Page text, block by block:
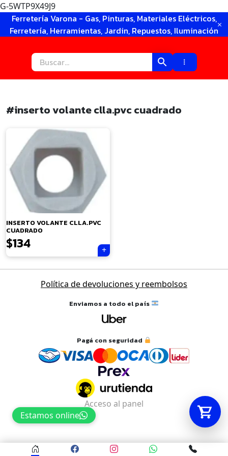
G-5WTP9X49J9
Ferretería Varona - Gas, Pinturas, Materiales Eléctricos,
Ferretería, Herramientas, Jardin, Repuestos, Iluminación
#inserto volante clla.pvc cuadrado
INSERTO VOLANTE CLLA.PVC
CUADRADO
$134
Política de devoluciones y reembolsos
Enviamos a todo el país
Pagá con seguridad
Estamos online
Acceso al panel
Tu carrito está vacío.
automáticamente.